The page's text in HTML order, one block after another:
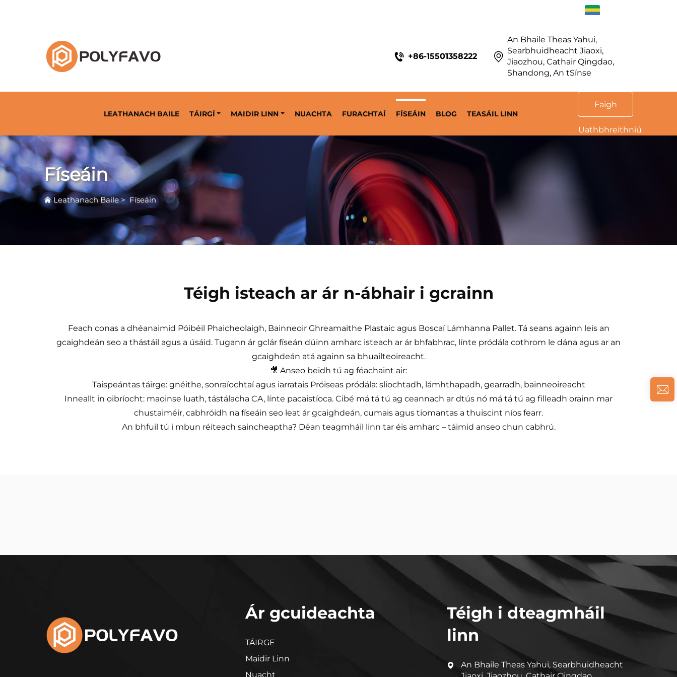
+86-15501358222
An Bhaile Theas Yahui,
Searbhuidheacht Jiaoxi,
Jiaozhou, Cathair Qingdao,
Shandong, An tSínse
LEATHANACH BAILE TÁIRGÍ MAIDIR LINN NUACHTA FURACHTAÍ FÍSEÁIN BLOG TEASÁIL LINN
Faigh
Uathbhreithniú
Físeáin
Leathanach Baile> Físeáin
Téigh isteach ar ár n-ábhair i gcrainn
Feach conas a dhéanaimid Póibéil Phaicheolaigh, Bainneoir Ghreamaithe Plastaic agus Boscaí Lámhanna Pallet. Tá seans againn leis an
gcaighdeán seo a thástáil agus a úsáid. Tugann ár gclár físeán dúinn amharc isteach ar ár bhfabhrac, línte pródála cothrom le dána agus ar an
gcaighdeán atá againn sa bhuailteoireacht.
🎥 Anseo beidh tú ag féachaint air:
Taispeántas táirge: gnéithe, sonraíochtaí agus iarratais Próiseas pródála: sliochtadh, lámhthapadh, gearradh, bainneoireacht
Inneallt in oibríocht: maoinse luath, tástálacha CA, línte pacaistíoca. Cibé má tá tú ag ceannach ar dtús nó má tá tú ag filleadh orainn mar
chustaiméir, cabhróidh na físeáin seo leat ár gcaighdeán, cumais agus tiomantas a thuiscint níos fearr.
An bhfuil tú i mbun réiteach saincheaptha? Déan teagmháil linn tar éis amharc – táimid anseo chun cabhrú.
Ár gcuideachta
TÁIRGE
Maidir Linn
Nuacht
Téigh i dteagmháil
linn
An Bhaile Theas Yahui, Searbhuidheacht